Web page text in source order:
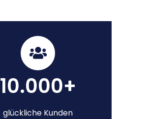
10.000+
glückliche Kunden